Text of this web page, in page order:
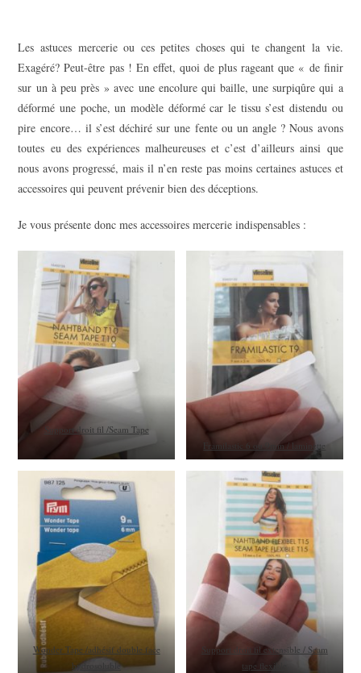
Les astuces mercerie ou ces petites choses qui te changent la vie.
Exagéré? Peut-être pas ! En effet, quoi de plus rageant que « de finir
sur un à peu près » avec une encolure qui baille, une surpiqûre qui a
déformé une poche, un modèle déformé car le tissu s’est distendu ou
pire encore… il s’est déchiré sur une fente ou un angle ? Nous avons
toutes eu des expériences malheureuses et c’est d’ailleurs ainsi que
nous avons progressé, mais il n’en reste pas moins certaines astuces et
accessoires qui peuvent prévenir bien des déceptions.
Je vous présente donc mes accessoires mercerie indispensables :
Support droit fil /Seam Tape
Framilastic 6 ou 9mm / laminette
Wonder Tape /adhésif double face
hydrosoluble
Support droit fil extensible / Seam
tape flexible